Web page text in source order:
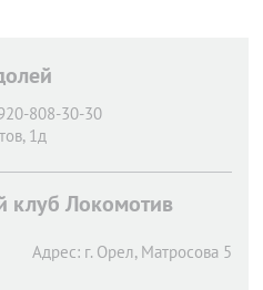
808-30-30
1д
клуб Локомотив
Адрес: г. Орел, Матросова 5